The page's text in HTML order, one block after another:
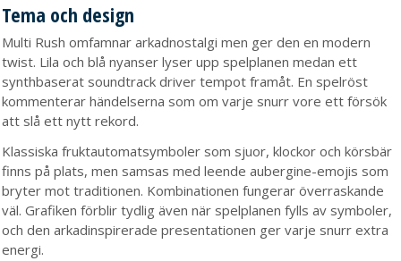
Tema och design
Multi Rush omfamnar arkadnostalgi men ger den en modern
twist. Lila och blå nyanser lyser upp spelplanen medan ett
synthbaserat soundtrack driver tempot framåt. En spelröst
kommenterar händelserna som om varje snurr vore ett försök
att slå ett nytt rekord.
Klassiska fruktautomatsymboler som sjuor, klockor och körsbär
finns på plats, men samsas med leende aubergine-emojis som
bryter mot traditionen. Kombinationen fungerar överraskande
väl. Grafiken förblir tydlig även när spelplanen fylls av symboler,
och den arkadinspirerade presentationen ger varje snurr extra
energi.